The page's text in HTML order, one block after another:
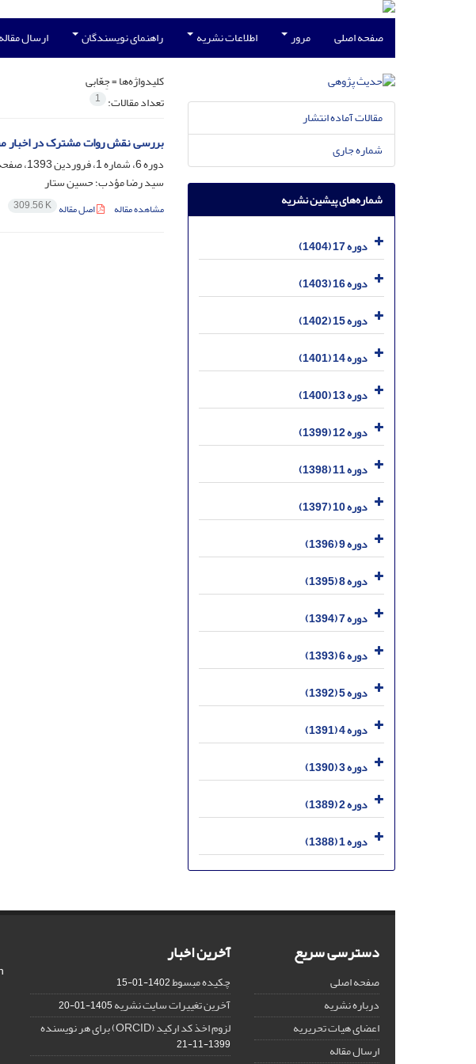
صفحه اصلی مرور اطلاعات نشریه راهنمای نویسندگان ارسال مقاله
کلیدواژه‌ها =جِعّابی
تعداد مقالات: 1
بررسی نقش روات مشترک در اخبار
دوره 6، شماره 1، فروردین 1393، صفحه
سید رضا مؤدب؛ حسین ستار
مشاهده مقاله اصل مقاله 309.56 K
مقالات آماده انتشار
شماره جاری
شماره‌های پیشین نشریه
دوره 17 (1404)
دوره 16 (1403)
دوره 15 (1402)
دوره 14 (1401)
دوره 13 (1400)
دوره 12 (1399)
دوره 11 (1398)
دوره 10 (1397)
دوره 9 (1396)
دوره 8 (1395)
دوره 7 (1394)
دوره 6 (1393)
دوره 5 (1392)
دوره 4 (1391)
دوره 3 (1390)
دوره 2 (1389)
دوره 1 (1388)
دسترسی سریع
صفحه اصلی
درباره نشریه
اعضای هیات تحریریه
ارسال مقاله
آخرین اخبار
چکیده مبسوط1402-01-15
آخرین تغییرات سایت نشریه1405-01-20
لزوم اخذ کد ارکید (ORCID) برای هر نویسنده
1399-11-21